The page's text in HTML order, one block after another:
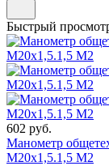
Быстрый
602 руб.
Манометр
М20х1,5.1,5 М2